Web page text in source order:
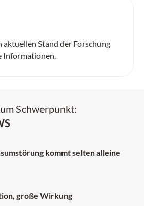
aktuellen Stand der Forschung
Informationen.
Schwerpunkt:
kommt selten alleine
große Wirkung